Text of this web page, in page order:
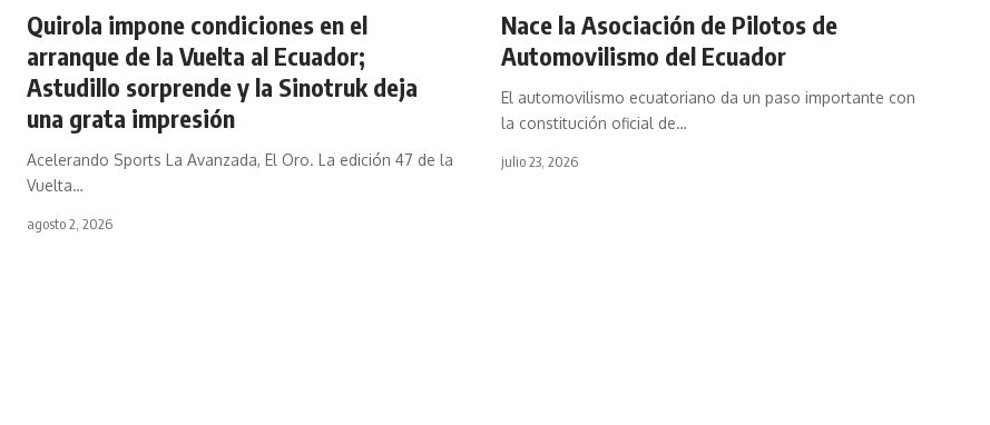
Quirola impone condiciones en el
arranque de la Vuelta al Ecuador;
Astudillo sorprende y la Sinotruk deja
una grata impresión
Acelerando Sports La Avanzada, El Oro. La edición 47 de la
Vuelta…
agosto 2, 2026
Nace la Asociación de Pilotos de
Automovilismo del Ecuador
El automovilismo ecuatoriano da un paso importante con
la constitución oficial de…
julio 23, 2026